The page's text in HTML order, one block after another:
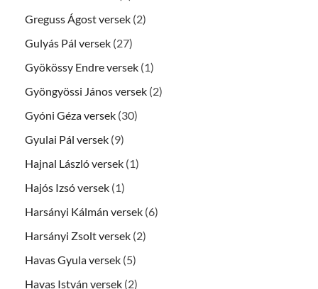
Greguss Ágost versek (2)
Gulyás Pál versek (27)
Gyökössy Endre versek (1)
Gyöngyössi János versek (2)
Gyóni Géza versek (30)
Gyulai Pál versek (9)
Hajnal László versek (1)
Hajós Izsó versek (1)
Harsányi Kálmán versek (6)
Harsányi Zsolt versek (2)
Havas Gyula versek (5)
Havas István versek (2)